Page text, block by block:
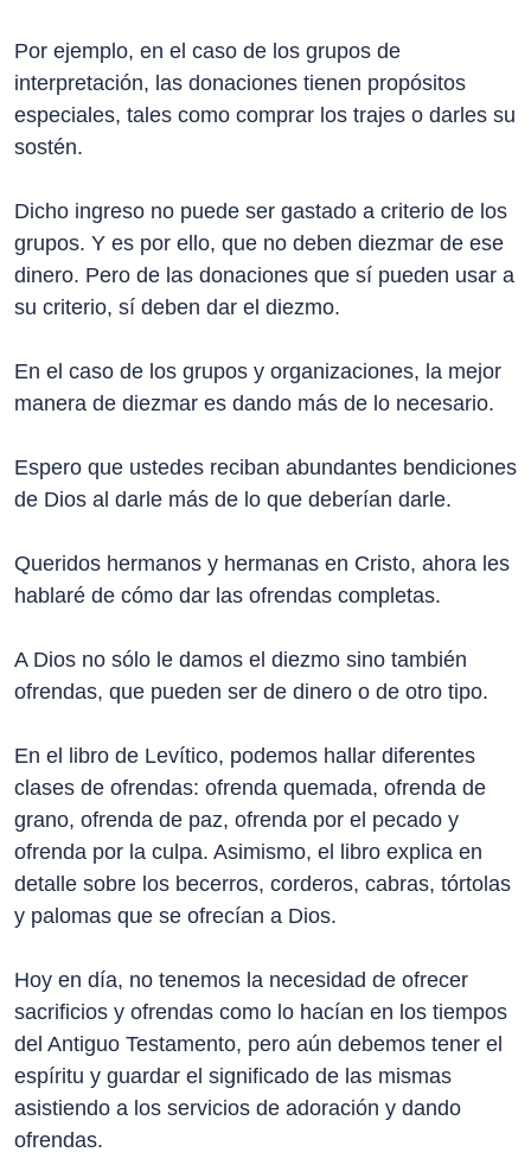
Por ejemplo, en el caso de los grupos de
interpretación, las donaciones tienen propósitos
especiales, tales como comprar los trajes o darles su
sostén.
Dicho ingreso no puede ser gastado a criterio de los
grupos. Y es por ello, que no deben diezmar de ese
dinero. Pero de las donaciones que sí pueden usar a
su criterio, sí deben dar el diezmo.
En el caso de los grupos y organizaciones, la mejor
manera de diezmar es dando más de lo necesario.
Espero que ustedes reciban abundantes bendiciones
de Dios al darle más de lo que deberían darle.
Queridos hermanos y hermanas en Cristo, ahora les
hablaré de cómo dar las ofrendas completas.
A Dios no sólo le damos el diezmo sino también
ofrendas, que pueden ser de dinero o de otro tipo.
En el libro de Levítico, podemos hallar diferentes
clases de ofrendas: ofrenda quemada, ofrenda de
grano, ofrenda de paz, ofrenda por el pecado y
ofrenda por la culpa. Asimismo, el libro explica en
detalle sobre los becerros, corderos, cabras, tórtolas
y palomas que se ofrecían a Dios.
Hoy en día, no tenemos la necesidad de ofrecer
sacrificios y ofrendas como lo hacían en los tiempos
del Antiguo Testamento, pero aún debemos tener el
espíritu y guardar el significado de las mismas
asistiendo a los servicios de adoración y dando
ofrendas.